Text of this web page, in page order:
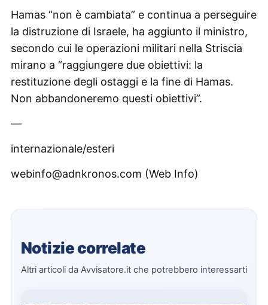
Hamas “non è cambiata” e continua a perseguire
la distruzione di Israele, ha aggiunto il ministro,
secondo cui le operazioni militari nella Striscia
mirano a “raggiungere due obiettivi: la
restituzione degli ostaggi e la fine di Hamas.
Non abbandoneremo questi obiettivi”.
—
internazionale/esteri
webinfo@adnkronos.com (Web Info)
Notizie correlate
Altri articoli da Avvisatore.it che potrebbero interessarti